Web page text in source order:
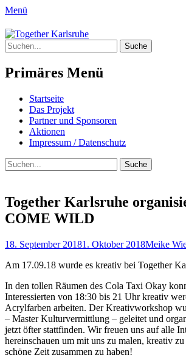
Menü
Together Karlsruhe
Integration von jungen
Fluchterfahrung und
Migrationshintergrund
Suche
nach:
Primäres Menü
Springe
zum
Inhalt
Startseite
Das Projekt
Partner und Sponsoren
Aktionen
Impressum / Datenschutz
Suchen
Suche
nach:
Together Karlsruhe
COME WILD
Posted
18. September 20181. Oktober 2018Author
Meike
Am 17.09.18 wurde es kreativ bei Together
In den tollen Räumen des Cola Taxi Okay
Interessierten von 18:30 bis 21 Uhr kreativ
Acrylfarben arbeiten. Der Kreativworkshop
– Master Kulturvermittlung – geleitet und
jetzt öfter stattfinden. Wir freuen uns auf alle
hereinschauen um mit uns zu malen, kreativ
schöne Zeit zusammen zu haben!